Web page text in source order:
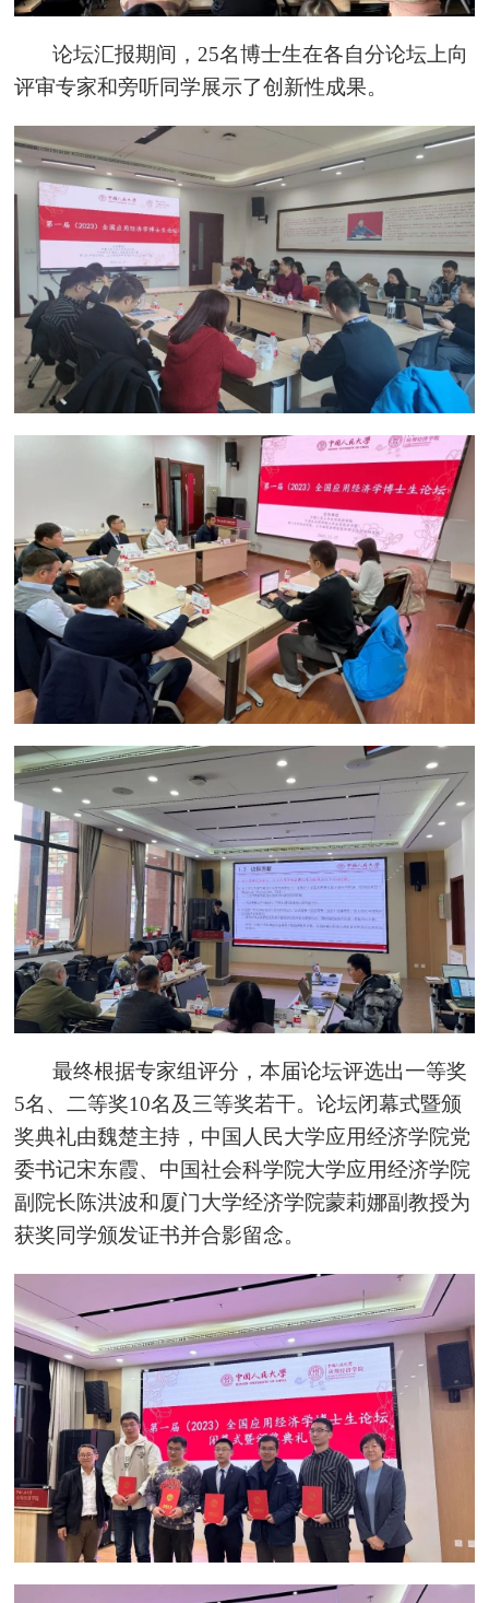
论坛汇报期间，25名博士生在各自分论坛上向
评审专家和旁听同学展示了创新性成果。
最终根据专家组评分，本届论坛评选出一等奖
5名、二等奖10名及三等奖若干。论坛闭幕式暨颁
奖典礼由魏楚主持 ，中国人民大学应用经济学院党
委书记宋东霞、中国社会科学院大学应用经济学院
副院长陈洪波和厦门大学经济学院蒙莉娜副教授为
获奖同学颁发证书并合影留念。